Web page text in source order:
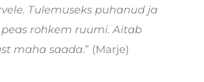
Tulemuseks puhanud ja
rohkem ruumi. Aitab
maha saada.” (Marje)